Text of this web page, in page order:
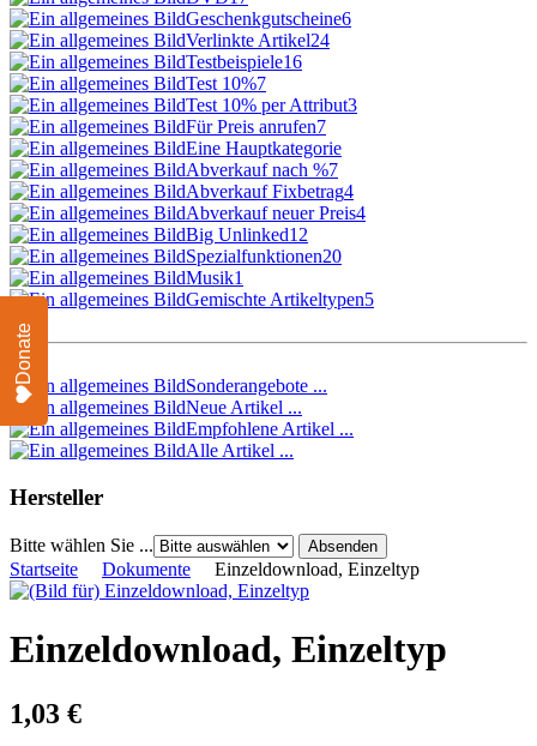
Geschenkgutscheine6
Verlinkte Artikel24
Testbeispiele16
Test 10%7
Test 10% per Attribut3
Für Preis anrufen7
Eine Hauptkategorie
Abverkauf nach %7
Abverkauf Fixbetrag4
Abverkauf neuer Preis4
Big Unlinked12
Spezialfunktionen20
Musik1
Gemischte Artikeltypen5
Sonderangebote ...
Neue Artikel ...
Empfohlene Artikel ...
Alle Artikel ...
Hersteller
Bitte wählen Sie ...
Startseite
Dokumente Einzeldownload, Einzeltyp
Einzeldownload, Einzeltyp
1,03 €
Donate